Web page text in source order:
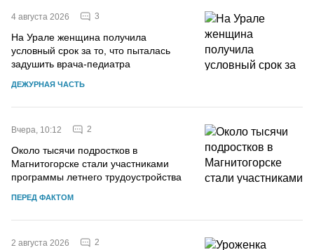
4 августа 2026 3
На Урале женщина получила
условный срок за то, что пыталась
задушить врача-педиатра
ДЕЖУРНАЯ ЧАСТЬ
Вчера, 10:12 2
Около тысячи подростков в
Магнитогорске стали участниками
программы летнего трудоустройства
ПЕРЕД ФАКТОМ
2 августа 2026 2